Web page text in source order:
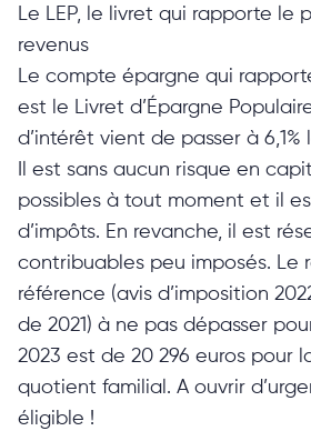
Le LEP, le livret qui rapporte le
revenus
Le compte épargne qui
est le Livret d’Épargne
d’intérêt vient de passer à 6,1%
Il est sans aucun risque en
possibles à tout moment et il
d’impôts. En revanche, il est
contribuables peu imposés. Le
référence (avis d’imposition
de 2021) à ne pas dépasser
2023 est de 20 296 euros pour
quotient familial. A ouvrir
éligible !